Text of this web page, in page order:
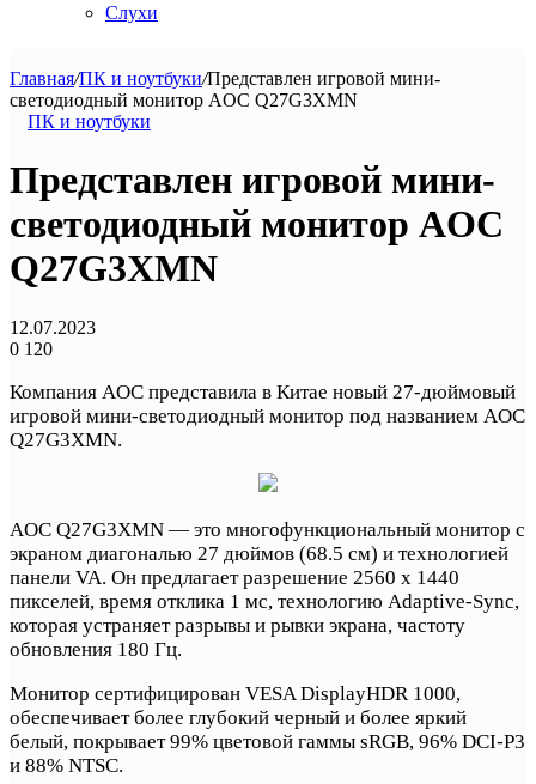
Слухи
Главная/ПК и ноутбуки/Представлен игровой мини-
светодиодный монитор AOC Q27G3XMN
ПК и ноутбуки
Представлен игровой мини-
светодиодный монитор AOC
Q27G3XMN
12.07.2023
0 120
Компания AOC представила в Китае новый 27-дюймовый
игровой мини-светодиодный монитор под названием AOC
Q27G3XMN.
AOC Q27G3XMN — это многофункциональный монитор с
экраном диагональю 27 дюймов (68.5 см) и технологией
панели VA. Он предлагает разрешение 2560 х 1440
пикселей, время отклика 1 мс, технологию Adaptive-Sync,
которая устраняет разрывы и рывки экрана, частоту
обновления 180 Гц.
Монитор сертифицирован VESA DisplayHDR 1000,
обеспечивает более глубокий черный и более яркий
белый, покрывает 99% цветовой гаммы sRGB, 96% DCI-P3
и 88% NTSC.